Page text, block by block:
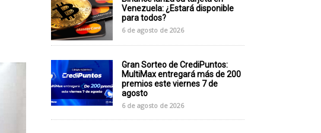
Venezuela: ¿Estará disponible
para todos?
6 de agosto de 2026
Gran Sorteo de CrediPuntos:
MultiMax entregará más de 200
premios este viernes 7 de
agosto
6 de agosto de 2026